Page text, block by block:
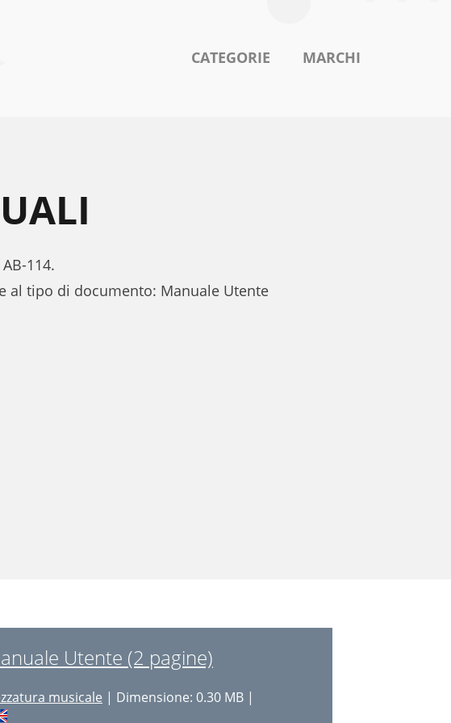
CATEGORIE MARCHI
114.
al tipo di documento: Manuale Utente
Utente (2 pagine)
musicale | Dimensione: 0.30 MB |